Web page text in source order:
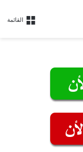
القائمة